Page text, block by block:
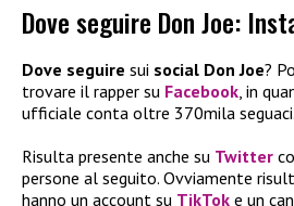
Dove seguire Don Joe:
Dove seguire sui social Don Joe?
trovare il rapper su Facebook , in
ufficiale conta oltre 370mila seguaci.
Risulta presente anche su Twitter
persone al seguito. Ovviamente
hanno un account su TikTok e un